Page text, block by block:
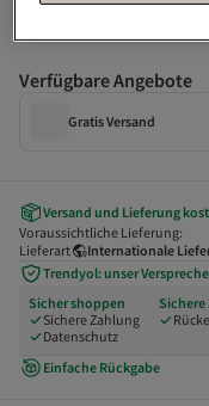
Zahle deine Rechnung innerhalb von
Verfügbare Angebote
Gratis Versand
Versand und Lieferung
Voraussichtliche Lieferung:
Lieferart
Internationale
Trendyol: unser
Sicher shoppen
Sichere Zahlung
Datenschutz
Einfache Rückgabe